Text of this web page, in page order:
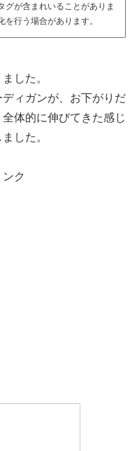
グが含まれいることがありま
行う場合があります。
した。
ィガンが、お下がりだ
体的に伸びてきた感じ
した。
ク